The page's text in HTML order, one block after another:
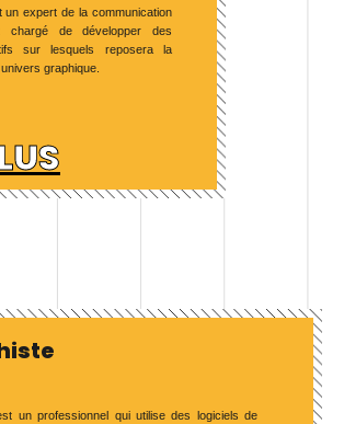
un expert de la communication
chargé de développer des
sur lesquels reposera la
graphique.
est un professionnel qui utilise des logiciels de